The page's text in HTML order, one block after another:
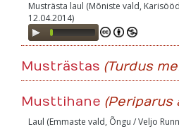
Musträsta laul (Mõniste vald,
12.04.2014)
Audio
Player
Musträstas (Turdus
Musttihane (Periparus
Laul (Emmaste vald, Õngu / Veljo